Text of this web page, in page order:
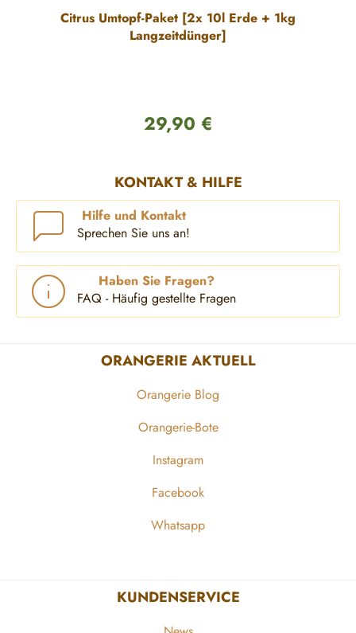
Citrus Umtopf-Paket [2x 10l Erde + 1kg
Langzeitdünger]
Regulärer Preis:
29,90 €
KONTAKT & HILFE
Hilfe und Kontakt
Sprechen Sie uns an!
Haben Sie Fragen?
FAQ - Häufig gestellte Fragen
ORANGERIE AKTUELL
Orangerie Blog
Orangerie-Bote
Instagram
Facebook
Whatsapp
KUNDENSERVICE